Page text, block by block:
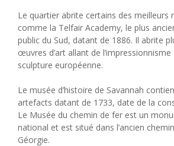
Le quartier abrite certains des meilleurs
comme la Telfair Academy, le plus
public du Sud, datant de 1886. Il abrite
œuvres d’art allant de
sculpture européenne.
Le musée d’histoire de Savannah
artefacts datant de 1733, date de la
Le Musée du chemin de fer est un
national et est situé dans l’ancien
Géorgie.